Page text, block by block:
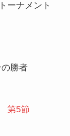
ーナメント
勝者
第5節